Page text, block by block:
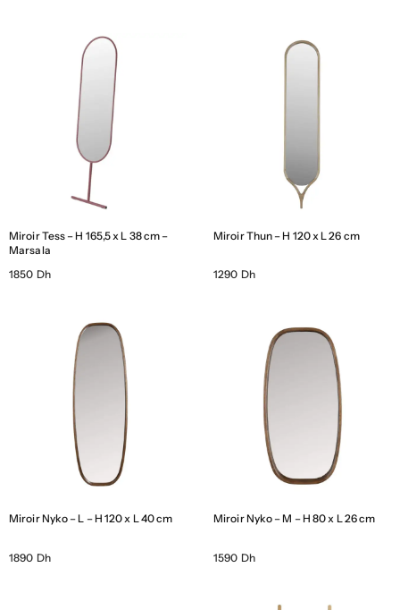
Miroir Tess – H 165,5 x L 38 cm –
Marsala
1850 Dh
Miroir Thun – H 120 x L 26 cm
1290 Dh
Miroir Nyko – L – H 120 x L 40 cm
1890 Dh
Miroir Nyko – M – H 80 x L 26 cm
1590 Dh